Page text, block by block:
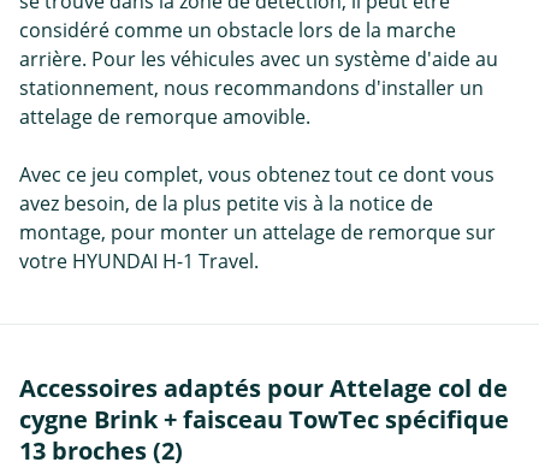
considéré comme un obstacle lors de la marche
arrière. Pour les véhicules avec un système d'aide au
stationnement, nous recommandons d'installer un
attelage de remorque amovible.
Avec ce jeu complet, vous obtenez tout ce dont vous
avez besoin, de la plus petite vis à la notice de
montage, pour monter un attelage de remorque sur
votre HYUNDAI H-1 Travel.
Accessoires adaptés pour Attelage col de
cygne Brink + faisceau TowTec spécifique
13 broches (2)